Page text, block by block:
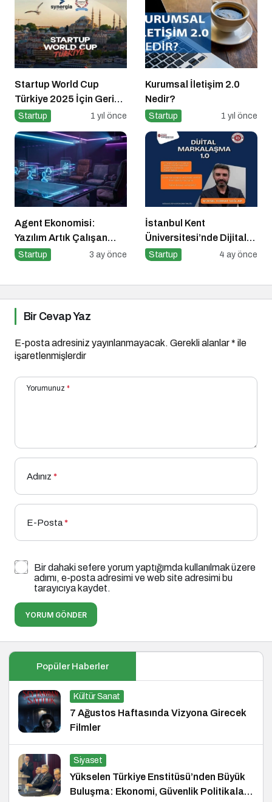
Startup World Cup
Türkiye 2025 İçin Geri
Sayım!
Startup 1 yıl önce
Kurumsal İletişim 2.0
Nedir?
Startup 1 yıl önce
Agent Ekonomisi:
Yazılım Artık Çalışan
Gibi ‘Görev’ Alıyor
Startup 3 ay önce
İstanbul Kent
Üniversitesi’nde Dijital
Markalaşma 1.0
Startup 4 ay önce
Bir Cevap Yaz
E-posta adresiniz yayınlanmayacak. Gerekli alanlar* ile
işaretlenmişlerdir
Yorumunuz *
Adınız *
E-Posta*
Bir dahaki sefere yorum yaptığımda kullanılmak üzere
adımı, e-posta adresimi ve web site adresimi bu
tarayıcıya kaydet.
YORUM GÖNDER
Popüler Haberler
Kültür Sanat
7 Ağustos Haftasında Vizyona Girecek
Filmler
Siyaset
Yükselen Türkiye Enstitüsü’nden Büyük
Buluşma: Ekonomi, Güvenlik Politikaları